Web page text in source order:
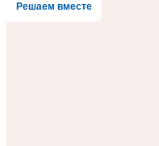
Решаем вместе